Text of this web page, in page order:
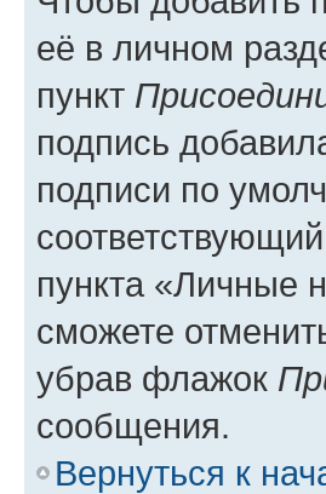
её в личном
пункт
подпись
подписи по
пункта «Личные
сможете
убрав флажок
сообщения.
Вернуться к